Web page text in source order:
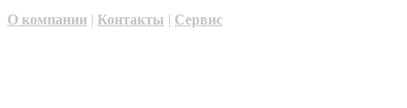
О компании | Контакты | Сервис